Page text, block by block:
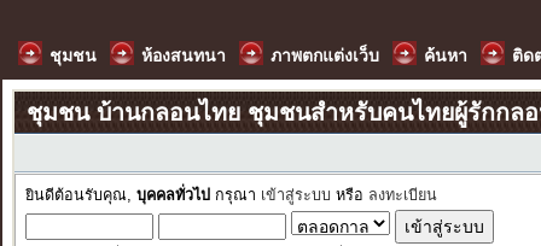
ชุมชน ห้องสนทนา ภาพตกแต่งเว็บ ค้นหา ติด
ชุมชน บ้านกลอนไทย ชุมชนสำหรับคนไทยผู้รักกล
ยินดีต้อนรับคุณ, บุคคลทั่วไป กรุณา เข้าสู่ระบบ หรือ ลงทะเบียน